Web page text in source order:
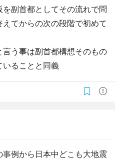
副首都としてその流れで問
てからの次の段階で初めて
う事は副首都構想そのもの
いることと同義
例から日本中どこも大地震